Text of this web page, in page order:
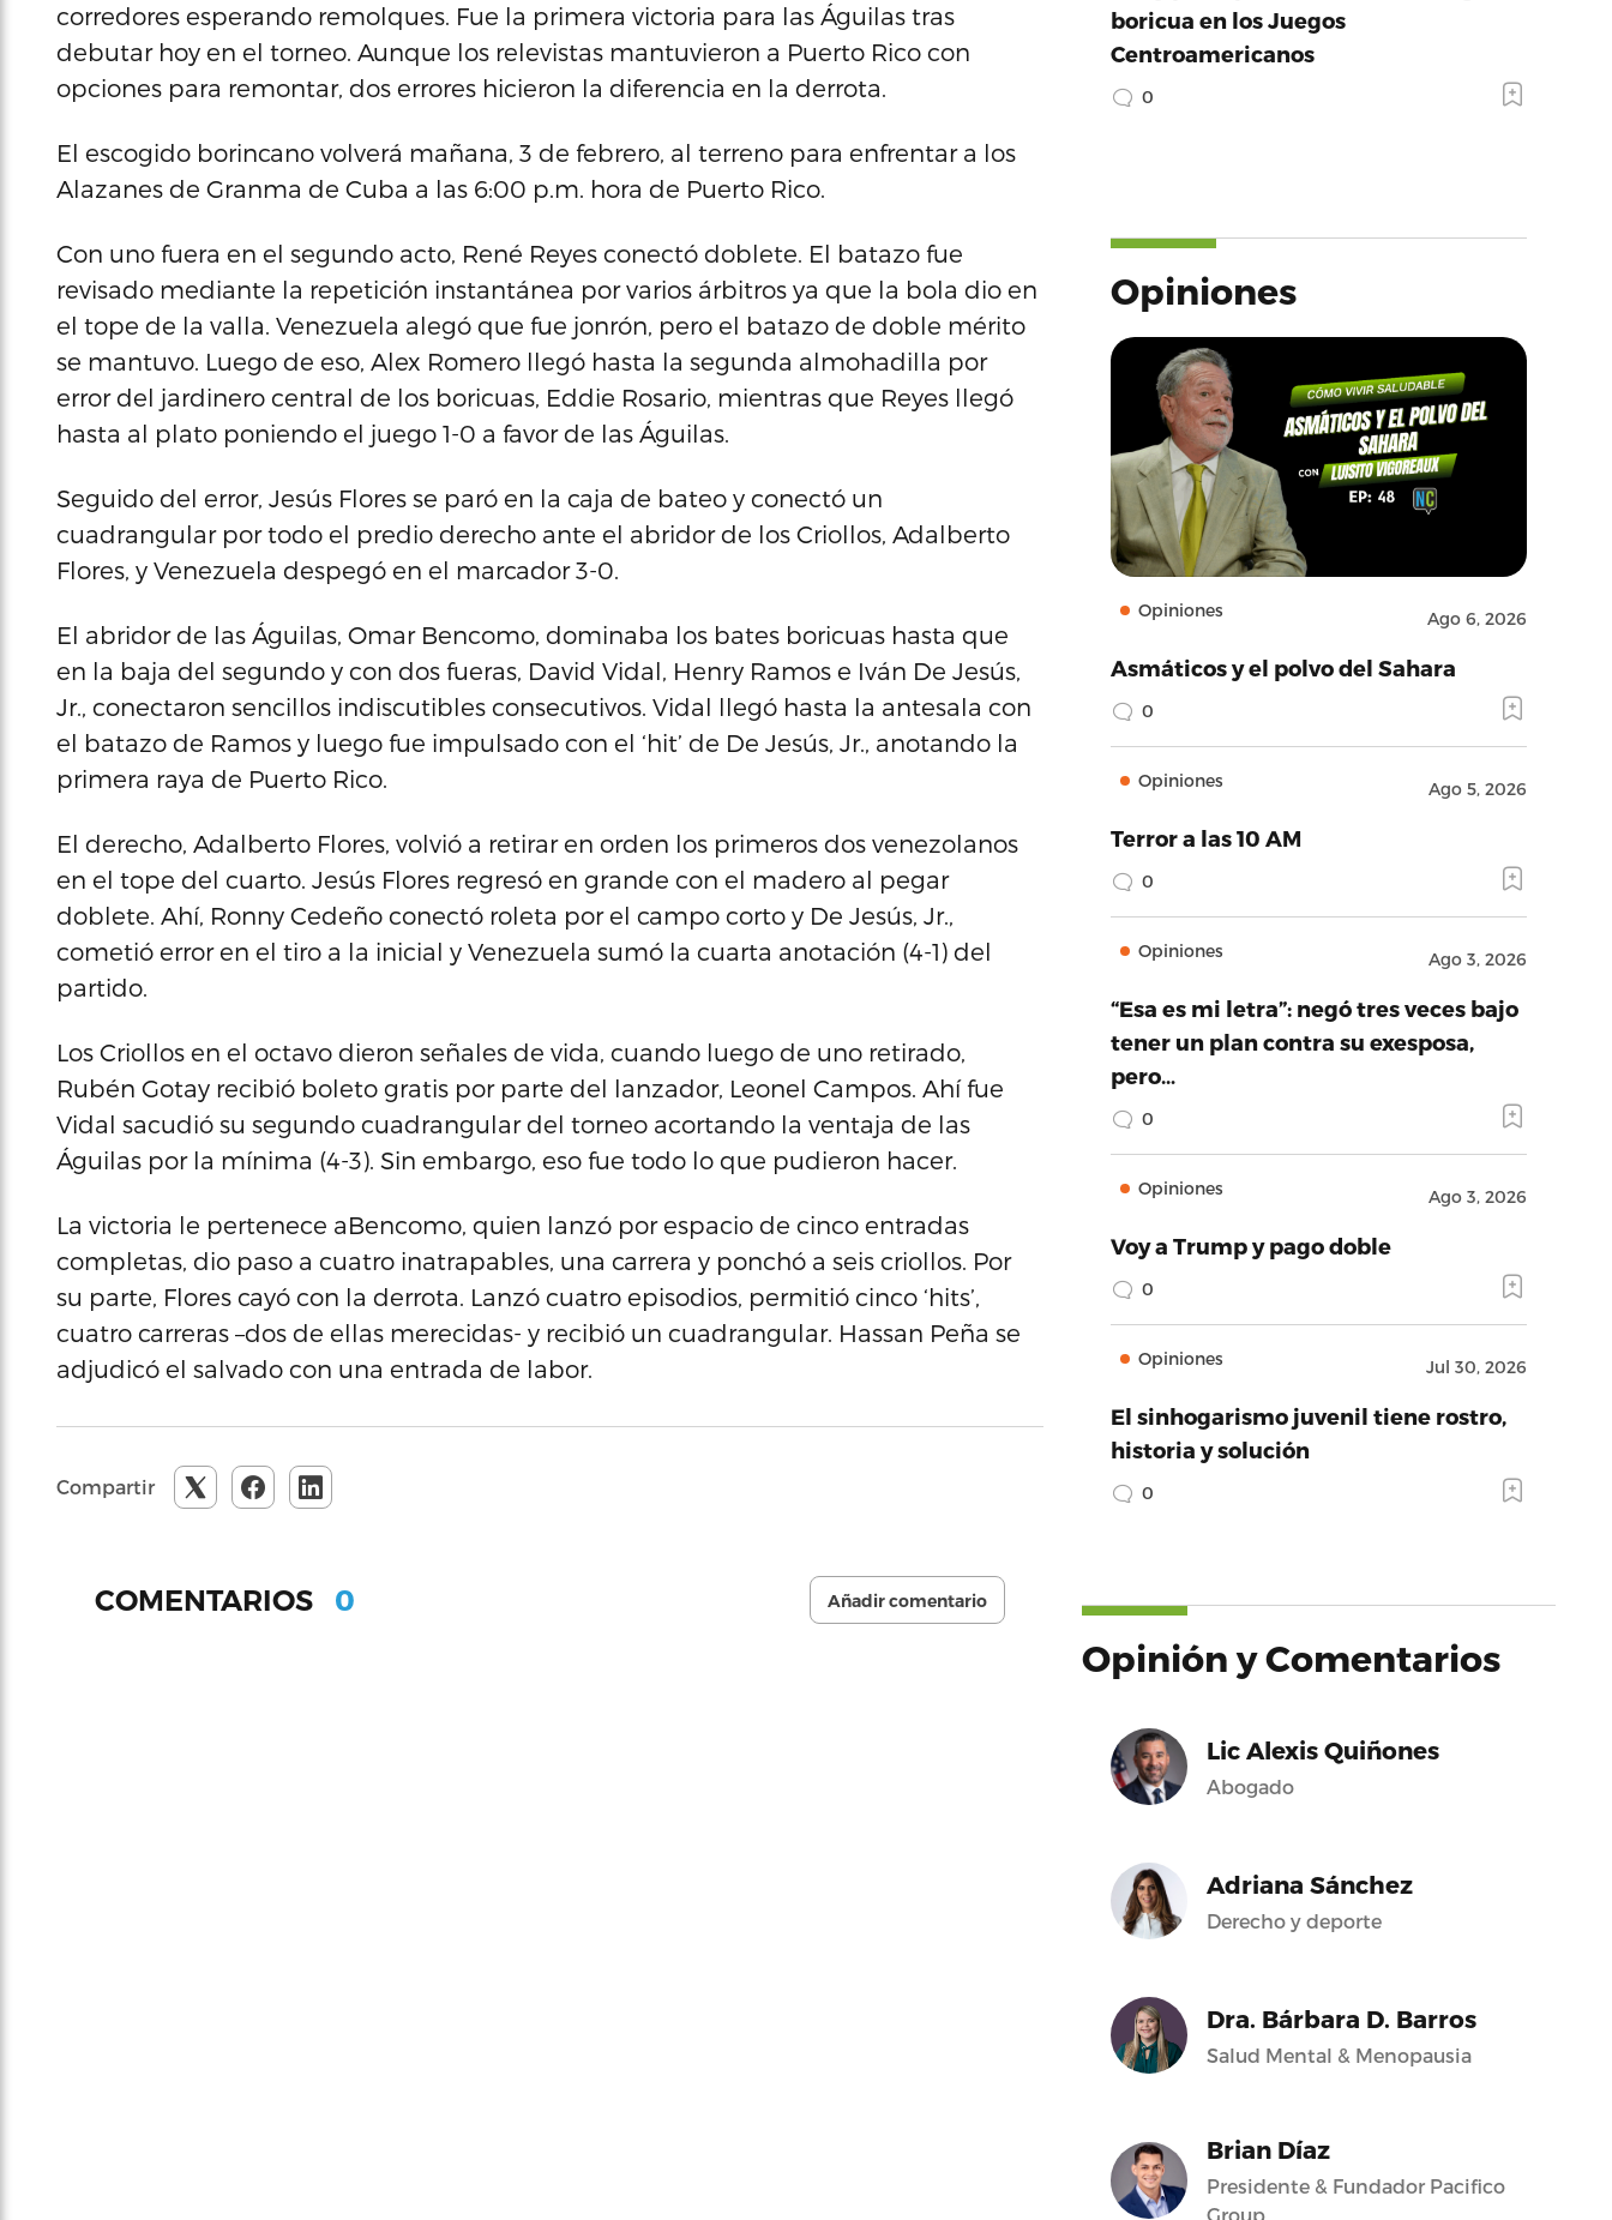
corredores esperando remolques. Fue la primera victoria para las Águilas tras
debutar hoy en el torneo. Aunque los relevistas mantuvieron a Puerto Rico con
opciones para remontar, dos errores hicieron la diferencia en la derrota.
El escogido borincano volverá mañana, 3 de febrero, al terreno para enfrentar a los
Alazanes de Granma de Cuba a las 6:00 p.m. hora de Puerto Rico.
Con uno fuera en el segundo acto, René Reyes conectó doblete. El batazo fue
revisado mediante la repetición instantánea por varios árbitros ya que la bola dio en
el tope de la valla. Venezuela alegó que fue jonrón, pero el batazo de doble mérito
se mantuvo. Luego de eso, Alex Romero llegó hasta la segunda almohadilla por
error del jardinero central de los boricuas, Eddie Rosario, mientras que Reyes llegó
hasta al plato poniendo el juego 1-0 a favor de las Águilas.
Seguido del error, Jesús Flores se paró en la caja de bateo y conectó un
cuadrangular por todo el predio derecho ante el abridor de los Criollos, Adalberto
Flores, y Venezuela despegó en el marcador 3-0.
El abridor de las Águilas, Omar Bencomo, dominaba los bates boricuas hasta que
en la baja del segundo y con dos fueras, David Vidal, Henry Ramos e Iván De Jesús,
Jr., conectaron sencillos indiscutibles consecutivos. Vidal llegó hasta la antesala con
el batazo de Ramos y luego fue impulsado con el ‘hit’ de De Jesús, Jr., anotando la
primera raya de Puerto Rico.
El derecho, Adalberto Flores, volvió a retirar en orden los primeros dos venezolanos
en el tope del cuarto. Jesús Flores regresó en grande con el madero al pegar
doblete. Ahí, Ronny Cedeño conectó roleta por el campo corto y De Jesús, Jr.,
cometió error en el tiro a la inicial y Venezuela sumó la cuarta anotación (4-1) del
partido.
Los Criollos en el octavo dieron señales de vida, cuando luego de uno retirado,
Rubén Gotay recibió boleto gratis por parte del lanzador, Leonel Campos. Ahí fue
Vidal sacudió su segundo cuadrangular del torneo acortando la ventaja de las
Águilas por la mínima (4-3). Sin embargo, eso fue todo lo que pudieron hacer.
La victoria le pertenece aBencomo, quien lanzó por espacio de cinco entradas
completas, dio paso a cuatro inatrapables, una carrera y ponchó a seis criollos. Por
su parte, Flores cayó con la derrota. Lanzó cuatro episodios, permitió cinco ‘hits’,
cuatro carreras –dos de ellas merecidas- y recibió un cuadrangular. Hassan Peña se
adjudicó el salvado con una entrada de labor.
Compartir
COMENTARIOS 0 Añadir comentario
boricua en los Juegos
Centroamericanos
0
Opiniones
Opiniones Ago 6, 2026
Asmáticos y el polvo del Sahara
0
Opiniones Ago 5, 2026
Terror a las 10 AM
0
Opiniones Ago 3, 2026
“Esa es mi letra”: negó tres veces bajo
tener un plan contra su exesposa,
pero…
0
Opiniones Ago 3, 2026
Voy a Trump y pago doble
0
Opiniones Jul 30, 2026
El sinhogarismo juvenil tiene rostro,
historia y solución
0
Opinión y Comentarios
Lic Alexis Quiñones
Abogado
Adriana Sánchez
Derecho y deporte
Dra. Bárbara D. Barros
Salud Mental & Menopausia
Brian Díaz
Presidente & Fundador Pacifico
Group